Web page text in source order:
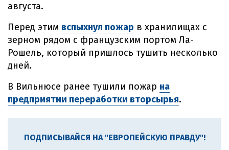
августа.
Перед этим вспыхнул пожар в хранилищах с
зерном рядом с французским портом Ла-
Рошель, который пришлось тушить несколько
дней.
В Вильнюсе ранее тушили пожар на
предприятии переработки вторсырья.
ПОДПИСЫВАЙСЯ НА "ЕВРОПЕЙСКУЮ ПРАВДУ"!